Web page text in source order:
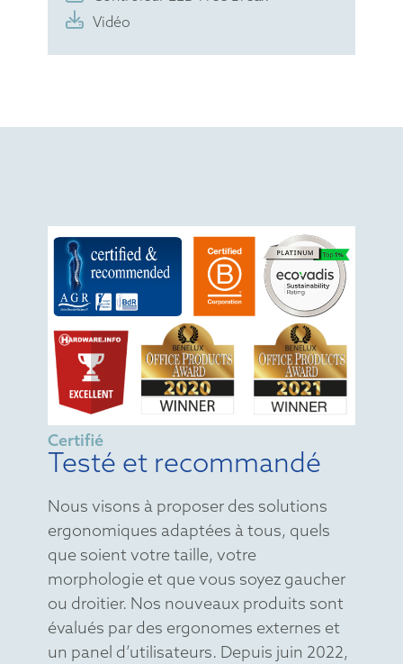
Vidéo
Certifié
Testé et recommandé
Nous visons à proposer des solutions
ergonomiques adaptées à tous, quels
que soient votre taille, votre
morphologie et que vous soyez gaucher
ou droitier. Nos nouveaux produits sont
évalués par des ergonomes externes et
un panel d’utilisateurs. Depuis juin 2022,